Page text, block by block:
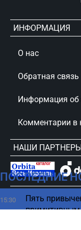
ПОСЛЕДНИЕ
15:30
Пять
ИНФОРМАЦИЯ
О нас
Обратная связь
Информация об
Комментарии в
НАШИ ПАРТНЕРЫ
сursorinfo.co.il ©